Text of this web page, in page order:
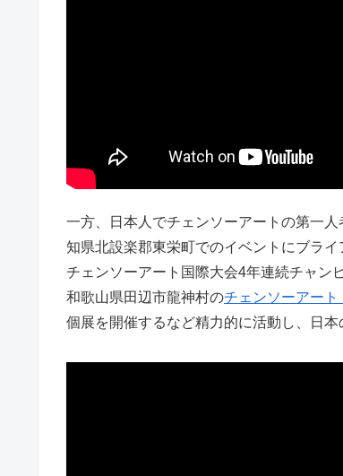
一方、日本人でチェンソーアートの第一
知県北設楽郡東栄町でのイベントにブラ
チェンソーアート国際大会4年連続チャン
和歌山県田辺市龍神村のチェンソーアート
個展を開催するなど精力的に活動し、日